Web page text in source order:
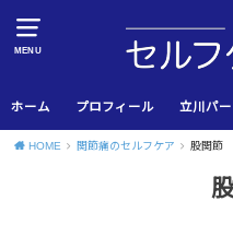
MENU
ホーム プロフィール 立川パ
HOME 関節痛のセルフケア 股関節